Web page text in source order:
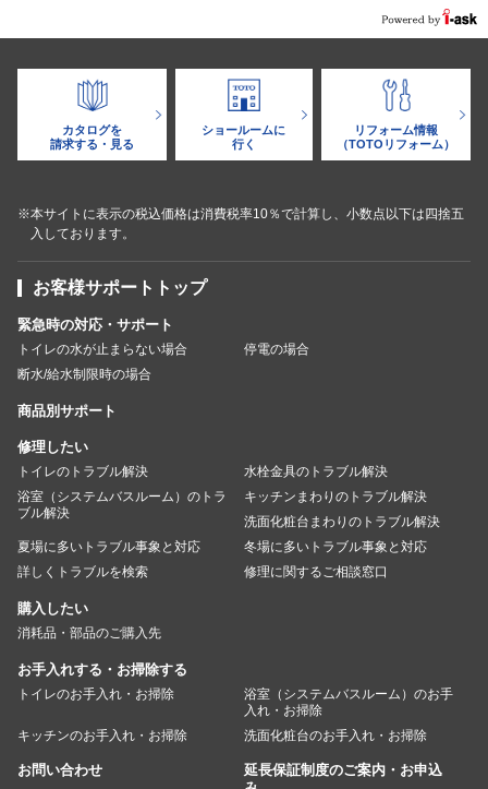
カタログを
請求する・見る
ショールームに
行く
リフォーム情報
（TOTOリフォーム）
※本サイトに表示の税込価格は消費税率10％で計算し、小数点以下は四捨五
入しております。
お客様サポートトップ
緊急時の対応・サポート
トイレの水が止まらない場合
停電の場合
断水/給水制限時の場合
商品別サポート
修理したい
トイレのトラブル解決
水栓金具のトラブル解決
浴室（システムバスルーム）のトラ
ブル解決
キッチンまわりのトラブル解決
洗面化粧台まわりのトラブル解決
夏場に多いトラブル事象と対応
冬場に多いトラブル事象と対応
詳しくトラブルを検索
修理に関するご相談窓口
購入したい
消耗品・部品のご購入先
お手入れする・お掃除する
トイレのお手入れ・お掃除
浴室（システムバスルーム）のお手
入れ・お掃除
キッチンのお手入れ・お掃除
洗面化粧台のお手入れ・お掃除
お問い合わせ
延長保証制度のご案内・お申込